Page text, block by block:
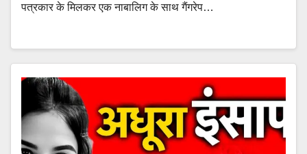
पत्रकार के मिलकर एक नाबालिग के साथ गैंगरेप…